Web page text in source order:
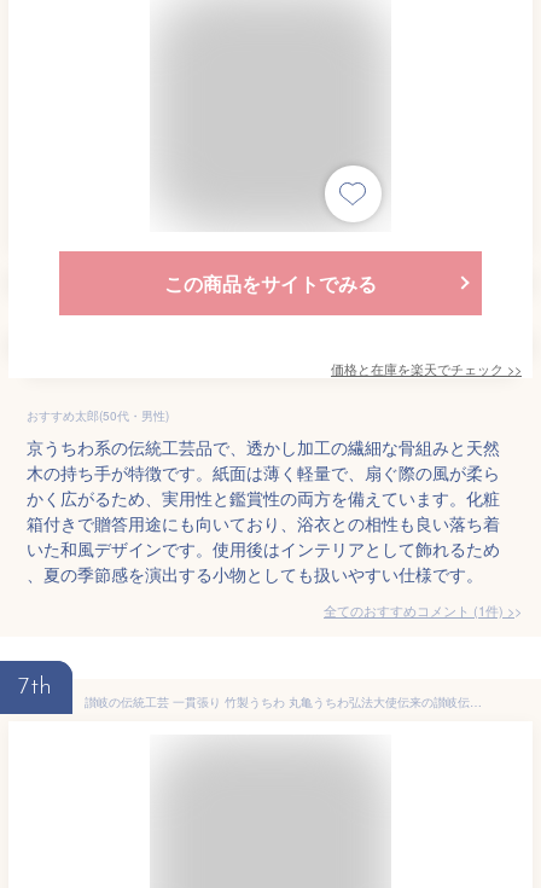
この商品をサイトでみる
価格と在庫を楽天でチェック >>
おすすめ太郎(50代・男性)
京うちわ系の伝統工芸品で、透かし加工の繊細な骨組みと天然
木の持ち手が特徴です。紙面は薄く軽量で、扇ぐ際の風が柔ら
かく広がるため、実用性と鑑賞性の両方を備えています。化粧
箱付きで贈答用途にも向いており、浴衣との相性も良い落ち着
いた和風デザインです。使用後はインテリアとして飾れるため
、夏の季節感を演出する小物としても扱いやすい仕様です。
全てのおすすめコメント (1件) >
7th
讃岐の伝統工芸 一貫張り 竹製うちわ 丸亀うちわ弘法大使伝来の讃岐伝統工芸品 柿渋 本物志向の方におすすめ 耐久性バツグン 飲食店でも大人気 キャンプやアウトドアにもおすすめ 丸亀竹うちわ 瀬戸内国際芸術祭で人気の逸品